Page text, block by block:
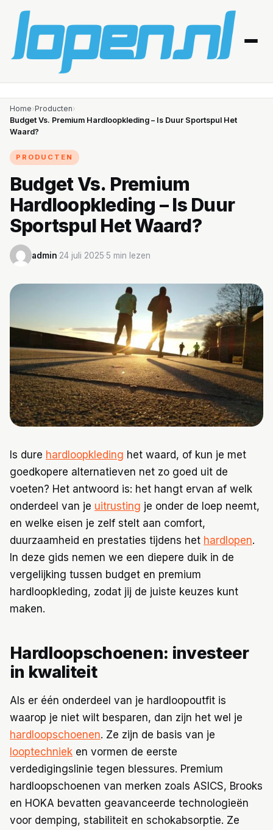
Home
Afvallen
Blessures
Gezondheid
Producten
Routes
Voeding
Home›Producten›
Budget Vs. Premium Hardloopkleding – Is Duur Sportspul Het
Waard?
PRODUCTEN
Budget Vs. Premium
Hardloopkleding – Is Duur
Sportspul Het Waard?
admin·24 juli 2025·5 min lezen
Is dure hardloopkleding het waard, of kun je met
goedkopere alternatieven net zo goed uit de
voeten? Het antwoord is: het hangt ervan af welk
onderdeel van je uitrusting je onder de loep neemt,
en welke eisen je zelf stelt aan comfort,
duurzaamheid en prestaties tijdens het hardlopen.
In deze gids nemen we een diepere duik in de
vergelijking tussen budget en premium
hardloopkleding, zodat jij de juiste keuzes kunt
maken.
Hardloopschoenen: investeer
in kwaliteit
Als er één onderdeel van je hardloopoutfit is
waarop je niet wilt besparen, dan zijn het wel je
hardloopschoenen. Ze zijn de basis van je
looptechniek en vormen de eerste
verdedigingslinie tegen blessures. Premium
hardloopschoenen van merken zoals ASICS, Brooks
en HOKA bevatten geavanceerde technologieën
voor demping, stabiliteit en schokabsorptie. Ze